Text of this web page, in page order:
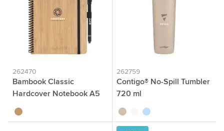
262470
Bambook Classic
Hardcover Notebook A5
bambou
262759
Contigo® No-Spill Tumbler
720 ml
brun blancbleu